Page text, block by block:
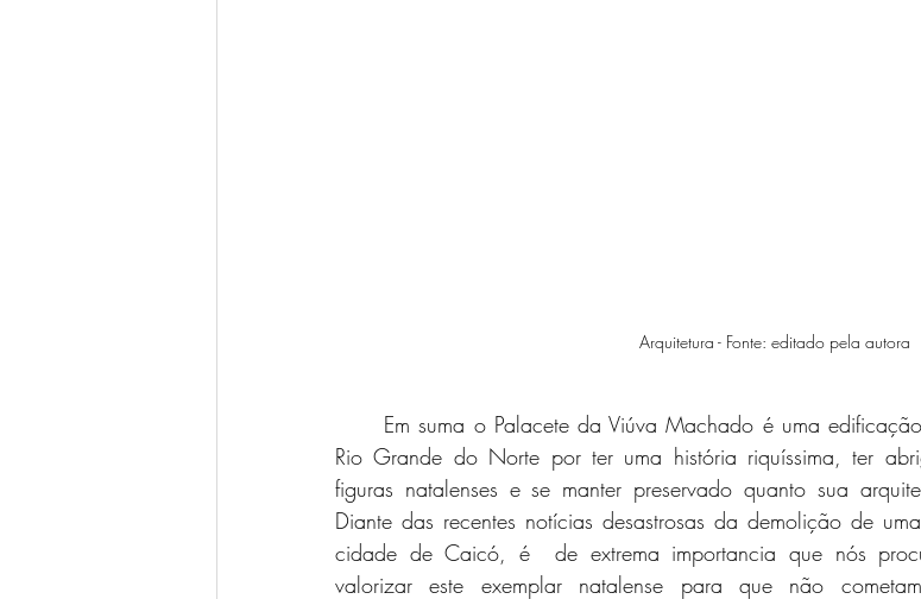
Arquitetura - Fonte: editado pela autora
Rio Grande do Norte por ter uma história riquíssima, ter
figuras natalenses e se manter preservado quanto sua
Diante das recentes notícias desastrosas da demolição de
cidade de Caicó, é  de extrema importancia que nós